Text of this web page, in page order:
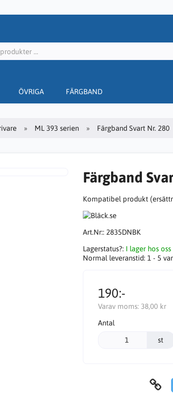
ÖVRIGA FÄRGBAND
ML 393 serien Färgband Svart Nr. 280
Färgband
Kompatibel produkt
Art.Nr:: 2835DNBK
Lagerstatus?: I lager hos
Normal leveranstid: 1 - 5
190:-
Varav moms: 38,00 kr
Antal
st